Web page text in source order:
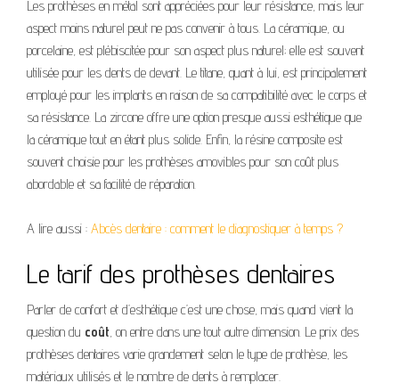
Les prothèses en métal sont appréciées pour leur résistance, mais leur
aspect moins naturel peut ne pas convenir à tous. La céramique, ou
porcelaine, est plébiscitée pour son aspect plus naturel; elle est souvent
utilisée pour les dents de devant. Le titane, quant à lui, est principalement
employé pour les implants en raison de sa compatibilité avec le corps et
sa résistance. La zircone offre une option presque aussi esthétique que
la céramique tout en étant plus solide. Enfin, la résine composite est
souvent choisie pour les prothèses amovibles pour son coût plus
abordable et sa facilité de réparation.
A lire aussi : Abcès dentaire : comment le diagnostiquer à temps ?
Le tarif des prothèses dentaires
Parler de confort et d’esthétique c’est une chose, mais quand vient la
question du coût, on entre dans une tout autre dimension. Le prix des
prothèses dentaires varie grandement selon le type de prothèse, les
matériaux utilisés et le nombre de dents à remplacer.